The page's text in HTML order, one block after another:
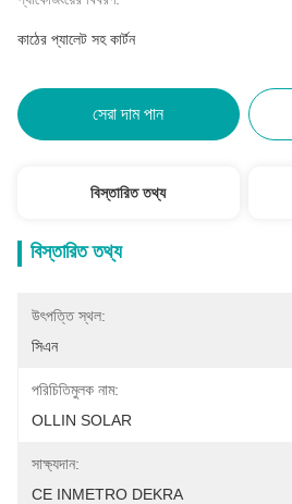
কাঠের প্যালেট সহ কার্টন
সেরা দাম পান
বিস্তারিত তথ্য
বিস্তারিত তথ্য
উৎপত্তি স্থল:
সিএন
পরিচিতিমুলক নাম:
OLLIN SOLAR
সাক্ষ্যদান:
CE INMETRO DEKRA